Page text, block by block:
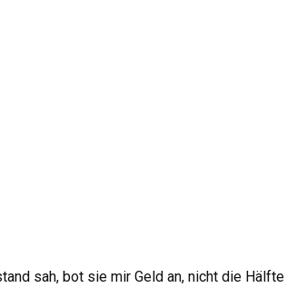
sah, bot sie mir Geld an, nicht die